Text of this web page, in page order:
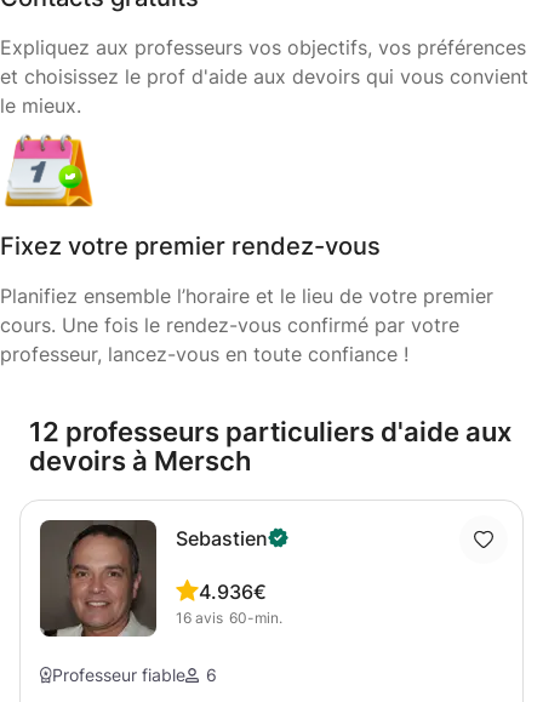
Expliquez aux professeurs vos objectifs, vos préférences
et choisissez le prof d'aide aux devoirs qui vous convient
le mieux.
Fixez votre premier rendez-vous
Planifiez ensemble l’horaire et le lieu de votre premier
cours. Une fois le rendez-vous confirmé par votre
professeur, lancez-vous en toute confiance !
12 professeurs particuliers d'aide aux
devoirs à Mersch
Sebastien
4.9
16 avis
36€
60-min.
Professeur fiable 6